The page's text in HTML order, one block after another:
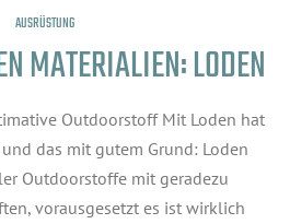
AUSRÜSTUNG
MATERIALIEN: LODEN
Outdoorstoff Mit Loden hat
das mit gutem Grund: Loden
Outdoorstoffe mit geradezu
vorausgesetzt es ist wirklich